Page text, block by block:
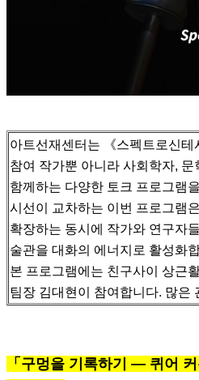
아트선재센터는 《스펙트로신테
참여 작가뿐 아니라 사회학자, 문
함께하는 다양한 토크 프로그램
시선이 교차하는 이번 프로그램
확장하는 동시에 작가와 연구자
술관을 대화의 에너지로 활성화
본 프로그램에는 친구사이 상근
팀장 김대현이 참여합니다. 많은
「구멍을 기록하기 — 퀴어